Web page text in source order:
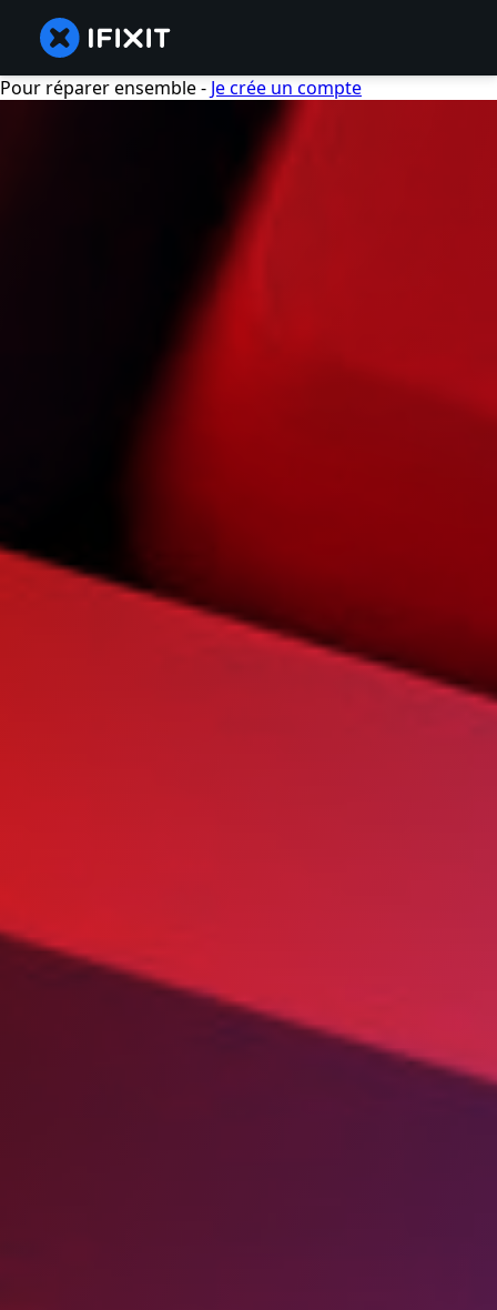
Pour réparer ensemble - Je crée un compte